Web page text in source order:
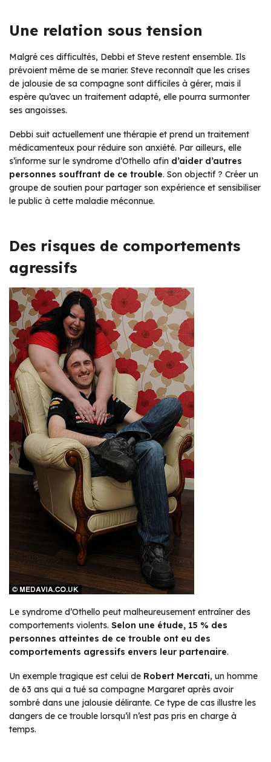
Une relation sous tension
Malgré ces difficultés, Debbi et Steve restent ensemble. Ils
prévoient même de se marier. Steve reconnaît que les crises
de jalousie de sa compagne sont difficiles à gérer, mais il
espère qu’avec un traitement adapté, elle pourra surmonter
ses angoisses.
Debbi suit actuellement une thérapie et prend un traitement
médicamenteux pour réduire son anxiété. Par ailleurs, elle
s’informe sur le syndrome d’Othello afin d’aider d’autres
personnes souffrant de ce trouble. Son objectif ? Créer un
groupe de soutien pour partager son expérience et sensibiliser
le public à cette maladie méconnue.
Des risques de comportements
agressifs
Le syndrome d’Othello peut malheureusement entraîner des
comportements violents. Selon une étude, 15 % des
personnes atteintes de ce trouble ont eu des
comportements agressifs envers leur partenaire.
Un exemple tragique est celui de Robert Mercati, un homme
de 63 ans qui a tué sa compagne Margaret après avoir
sombré dans une jalousie délirante. Ce type de cas illustre les
dangers de ce trouble lorsqu’il n’est pas pris en charge à
temps.